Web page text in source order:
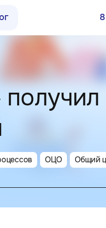
ул.
ОЦО Общий